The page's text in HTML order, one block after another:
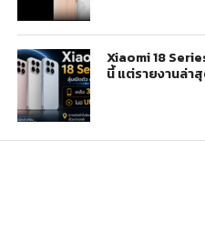
Xiaomi 18
นี้ แต่รายงานล่า